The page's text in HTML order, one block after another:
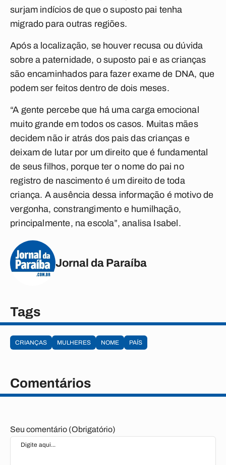
surjam indícios de que o suposto pai tenha
migrado para outras regiões.
Após a localização, se houver recusa ou dúvida
sobre a paternidade, o suposto pai e as crianças
são encaminhados para fazer exame de DNA, que
podem ser feitos dentro de dois meses.
“A gente percebe que há uma carga emocional
muito grande em todos os casos. Muitas mães
decidem não ir atrás dos pais das crianças e
deixam de lutar por um direito que é fundamental
de seus filhos, porque ter o nome do pai no
registro de nascimento é um direito de toda
criança. A ausência dessa informação é motivo de
vergonha, constrangimento e humilhação,
principalmente, na escola”, analisa Isabel.
Jornal da Paraíba
Tags
CRIANÇAS MULHERES NOME PAÍS
Comentários
Seu comentário (Obrigatório)